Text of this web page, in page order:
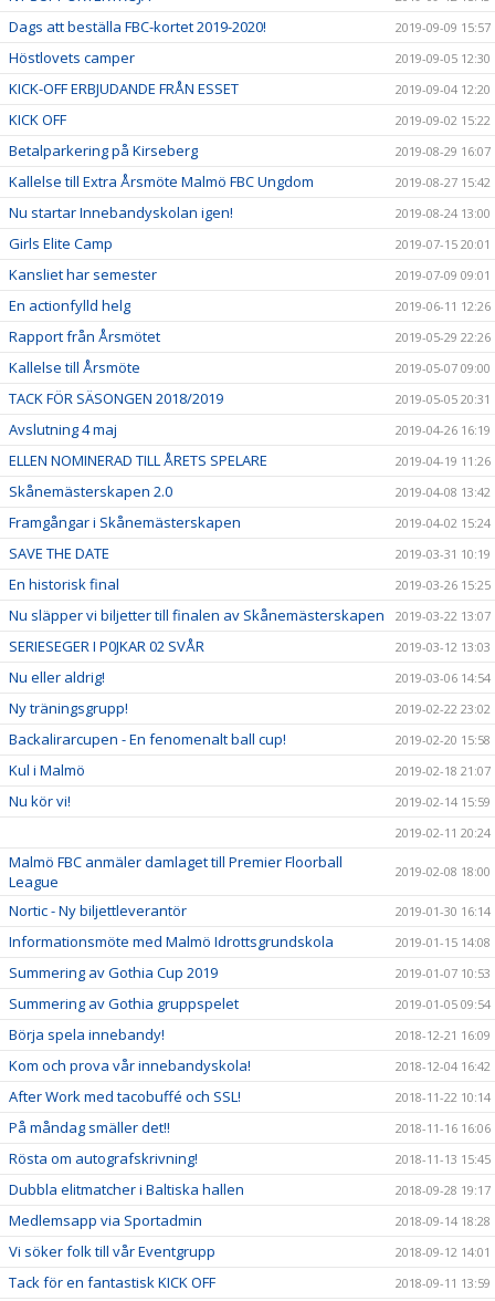
Dags att beställa FBC-kortet 2019-2020! 2019-09-09 15:57
Höstlovets camper 2019-09-05 12:30
KICK-OFF ERBJUDANDE FRÅN ESSET 2019-09-04 12:20
KICK OFF 2019-09-02 15:22
Betalparkering på Kirseberg 2019-08-29 16:07
Kallelse till Extra Årsmöte Malmö FBC Ungdom 2019-08-27 15:42
Nu startar Innebandyskolan igen! 2019-08-24 13:00
Girls Elite Camp 2019-07-15 20:01
Kansliet har semester 2019-07-09 09:01
En actionfylld helg 2019-06-11 12:26
Rapport från Årsmötet 2019-05-29 22:26
Kallelse till Årsmöte 2019-05-07 09:00
TACK FÖR SÄSONGEN 2018/2019 2019-05-05 20:31
Avslutning 4 maj 2019-04-26 16:19
ELLEN NOMINERAD TILL ÅRETS SPELARE 2019-04-19 11:26
Skånemästerskapen 2.0 2019-04-08 13:42
Framgångar i Skånemästerskapen 2019-04-02 15:24
SAVE THE DATE 2019-03-31 10:19
En historisk final 2019-03-26 15:25
Nu släpper vi biljetter till finalen av Skånemästerskapen 2019-03-22 13:07
SERIESEGER I P0JKAR 02 SVÅR 2019-03-12 13:03
Nu eller aldrig! 2019-03-06 14:54
Ny träningsgrupp! 2019-02-22 23:02
Backalirarcupen - En fenomenalt ball cup! 2019-02-20 15:58
Kul i Malmö 2019-02-18 21:07
Nu kör vi!
2019-02-14 15:59
2019-02-11 20:24
Malmö FBC anmäler damlaget till Premier Floorball
League
2019-02-08 18:00
Nortic - Ny biljettleverantör 2019-01-30 16:14
Informationsmöte med Malmö Idrottsgrundskola 2019-01-15 14:08
Summering av Gothia Cup 2019 2019-01-07 10:53
Summering av Gothia gruppspelet 2019-01-05 09:54
Börja spela innebandy! 2018-12-21 16:09
Kom och prova vår innebandyskola! 2018-12-04 16:42
After Work med tacobuffé och SSL! 2018-11-22 10:14
På måndag smäller det!! 2018-11-16 16:06
Rösta om autografskrivning! 2018-11-13 15:45
Dubbla elitmatcher i Baltiska hallen 2018-09-28 19:17
Medlemsapp via Sportadmin 2018-09-14 18:28
Vi söker folk till vår Eventgrupp 2018-09-12 14:01
Tack för en fantastisk KICK OFF 2018-09-11 13:59